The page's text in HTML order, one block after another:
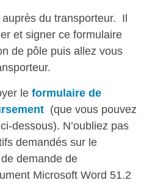
du transporteur. Il
et signer ce formulaire
de pôle puis allez vous
le formulaire de
(que vous pouvez
dessous). N’oubliez pas
demandés sur le
demande de
Microsoft Word 51.2